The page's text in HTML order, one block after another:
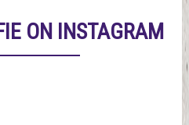
ON INSTAGRAM